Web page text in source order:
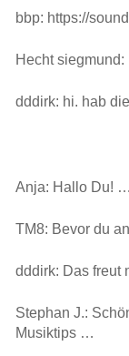
bbp: https://
Hecht
dddirk: hi. hab
Anja: Hallo Du! …
TM8: Bevor du
dddirk: Das freut
Stephan J.:
Musiktips …